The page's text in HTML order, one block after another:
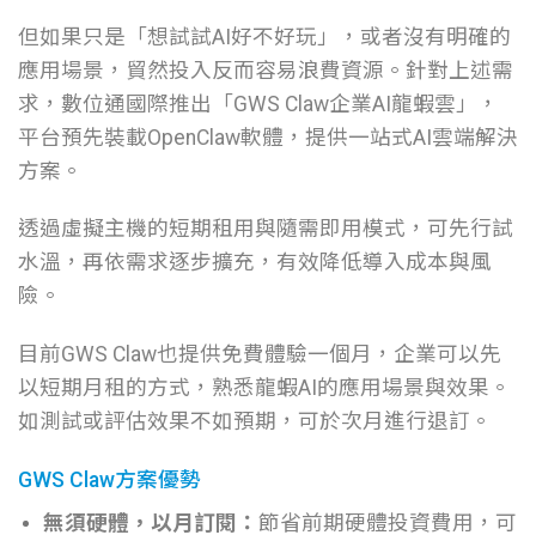
但如果只是「想試試AI好不好玩」，或者沒有明確的
應用場景，貿然投入反而容易浪費資源。針對上述需
求，數位通國際推出「GWS Claw企業AI龍蝦雲」，
平台預先裝載OpenClaw軟體，提供一站式AI雲端解決
方案。
透過虛擬主機的短期租用與隨需即用模式，可先行試
水溫，再依需求逐步擴充，有效降低導入成本與風
險。
目前GWS Claw也提供免費體驗一個月，企業可以先
以短期月租的方式，熟悉龍蝦AI的應用場景與效果。
如測試或評估效果不如預期，可於次月進行退訂。
GWS Claw方案優勢
無須硬體，以月訂閱： 節省前期硬體投資費用，可